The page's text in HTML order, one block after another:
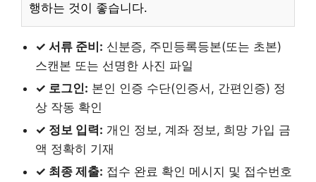
행하는 것이 좋습니다.
✓ 서류 준비: 신분증, 주민등록등본(또는 초본)
스캔본 또는 선명한 사진 파일
✓ 로그인: 본인 인증 수단(인증서, 간편인증) 정
상 작동 확인
✓ 정보 입력: 개인 정보, 계좌 정보, 희망 가입 금
액 정확히 기재
✓ 최종 제출: 접수 완료 확인 메시지 및 접수번호